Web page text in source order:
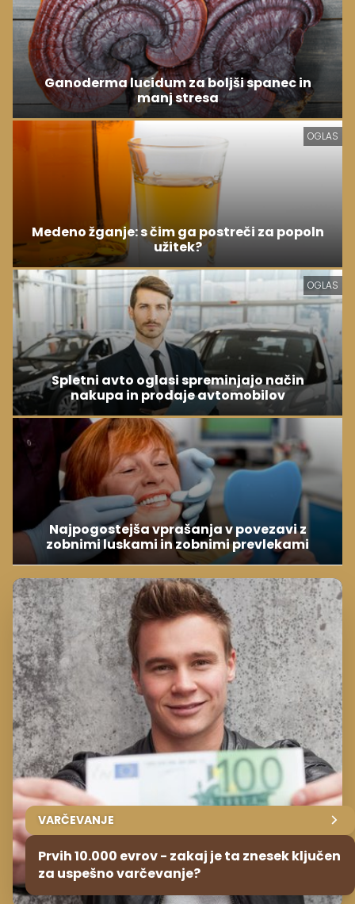
Ganoderma lucidum za boljši spanec in
manj stresa
OGLAS
Medeno žganje: s čim ga postreči za popoln
užitek?
OGLAS
Spletni avto oglasi spreminjajo način
nakupa in prodaje avtomobilov
Najpogostejša vprašanja v povezavi z
zobnimi luskami in zobnimi prevlekami
VARČEVANJE
Prvih 10.000 evrov - zakaj je ta znesek ključen
za uspešno varčevanje?